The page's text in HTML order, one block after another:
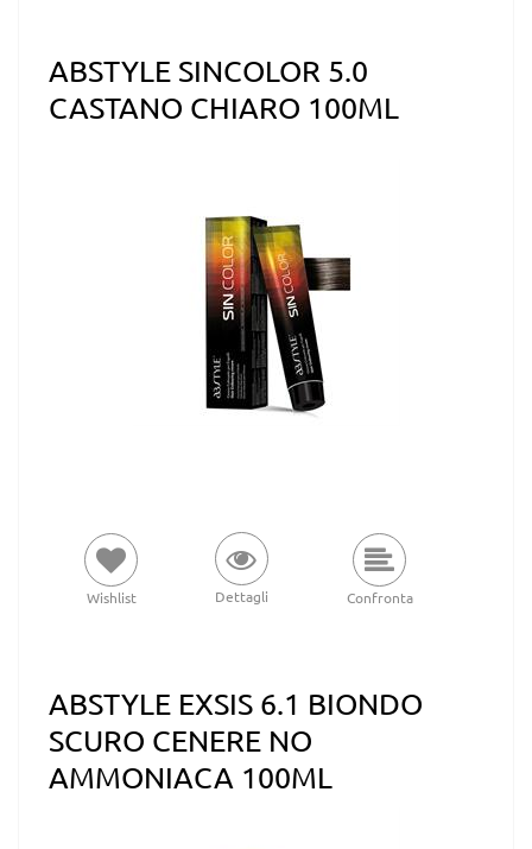
ABSTYLE SINCOLOR 5.0
CASTANO CHIARO 100ML
Wishlist Dettagli Confronta
ABSTYLE EXSIS 6.1 BIONDO
SCURO CENERE NO
AMMONIACA 100ML